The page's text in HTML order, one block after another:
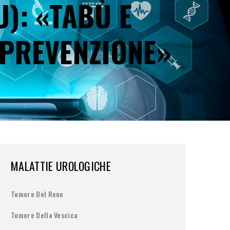
«TABÙ E
MALATTIE UROLOGICHE
Tumore Del Rene
Tumore Della Vescica